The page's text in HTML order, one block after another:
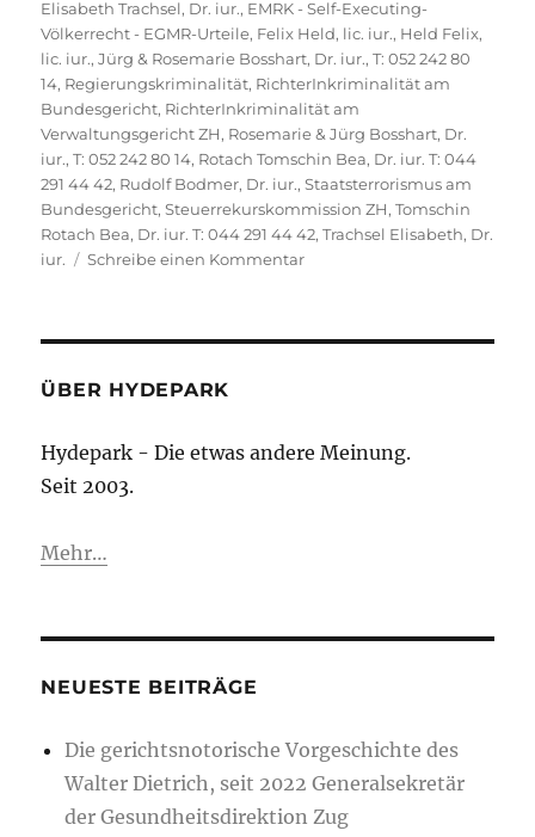
Elisabeth Trachsel, Dr. iur., EMRK - Self-Executing-
Völkerrecht - EGMR-Urteile, Felix Held, lic. iur., Held Felix,
lic. iur.,Jürg & Rosemarie Bosshart, Dr. iur., T: 052 242 80
14, Regierungskriminalität, RichterInkriminalität am
Bundesgericht, RichterInkriminalität am
Verwaltungsgericht ZH, Rosemarie & Jürg Bosshart, Dr.
iur., T: 052 242 80 14, Rotach Tomschin Bea, Dr. iur. T: 044
291 44 42, Rudolf Bodmer, Dr. iur.,Staatsterrorismus am
Bundesgericht,Steuerrekurskommission ZH,Tomschin
Rotach Bea, Dr. iur. T: 044 291 44 42,Trachsel Elisabeth, Dr.
iur.
Schreibe einen Kommentarzu
Verletzung
Missachtung
–
vorsätzlicher
C
ÜBER HYDEPARK
Hydepark - Die etwas andere Meinung.
Seit 2003.
Mehr…
NEUESTE BEITRÄGE
Die gerichtsnotorische Vorgeschichte des
Walter Dietrich, seit 2022 Generalsekretär
der Gesundheitsdirektion Zug